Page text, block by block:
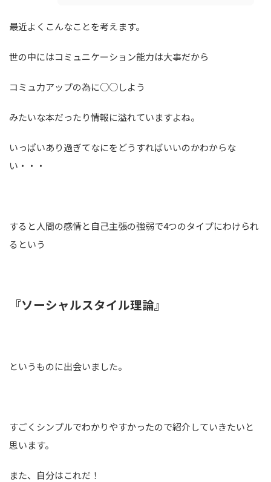
最近よくこんなことを考えます。
世の中にはコミュニケーション能力は大事だから
コミュ力アップの為に○○しよう
みたいな本だったり情報に溢れていますよね。
いっぱいあり過ぎてなにをどうすればいいのかわからな
い・・・
すると人間の感情と自己主張の強弱で4つのタイプにわけられ
るという
『ソーシャルスタイル理論』
というものに出会いました。
すごくシンプルでわかりやすかったので紹介していきたいと
思います。
また、自分はこれだ！